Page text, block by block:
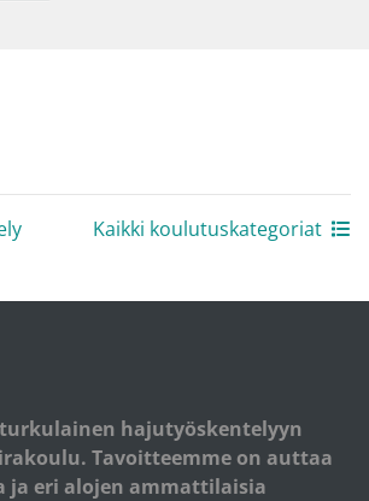
Kaikki koulutuskategoriat
hajutyöskentelyyn
Tavoitteemme on auttaa
ja eri alojen ammattilaisia